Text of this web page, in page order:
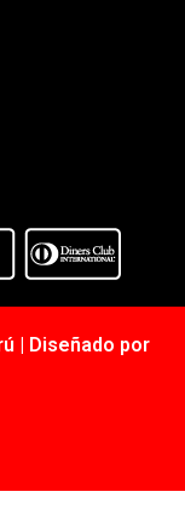
| Diseñado por